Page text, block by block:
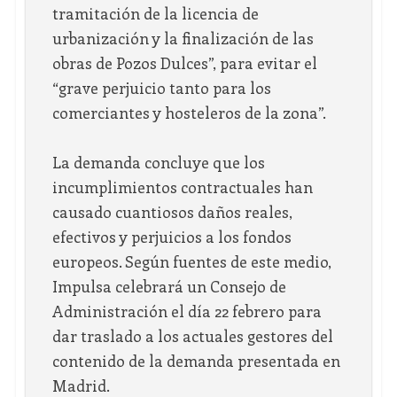
tramitación de la licencia de
urbanización y la finalización de las
obras de Pozos Dulces”, para evitar el
“grave perjuicio tanto para los
comerciantes y hosteleros de la zona”.
La demanda concluye que los
incumplimientos contractuales han
causado cuantiosos daños reales,
efectivos y perjuicios a los fondos
europeos. Según fuentes de este medio,
Impulsa celebrará un Consejo de
Administración el día 22 febrero para
dar traslado a los actuales gestores del
contenido de la demanda presentada en
Madrid.